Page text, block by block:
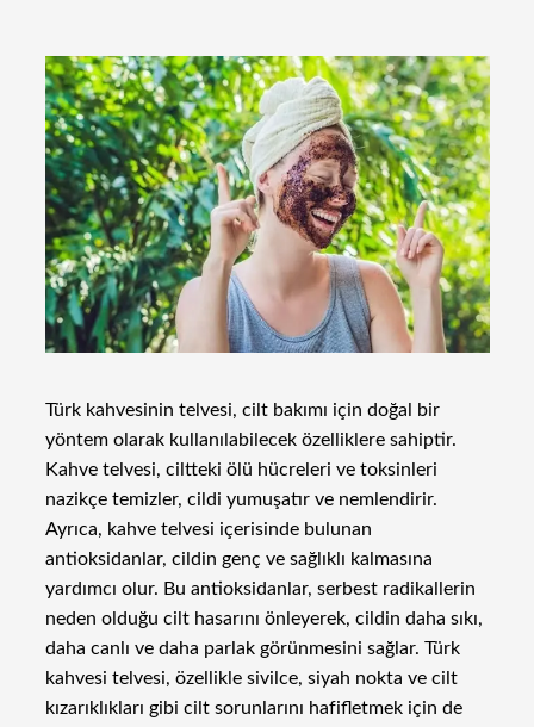
Türk kahvesinin telvesi, cilt bakımı için doğal bir
yöntem olarak kullanılabilecek özelliklere sahiptir.
Kahve telvesi, ciltteki ölü hücreleri ve toksinleri
nazikçe temizler, cildi yumuşatır ve nemlendirir.
Ayrıca, kahve telvesi içerisinde bulunan
antioksidanlar, cildin genç ve sağlıklı kalmasına
yardımcı olur. Bu antioksidanlar, serbest radikallerin
neden olduğu cilt hasarını önleyerek, cildin daha sıkı,
daha canlı ve daha parlak görünmesini sağlar. Türk
kahvesi telvesi, özellikle sivilce, siyah nokta ve cilt
kızarıklıkları gibi cilt sorunlarını hafifletmek için de